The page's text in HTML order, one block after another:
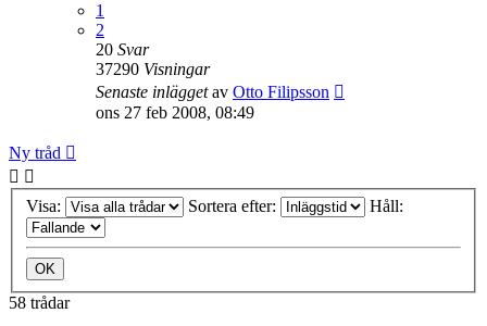
1
2
20 Svar
37290 Visningar
Senaste inläggetav Otto Filipsson
ons 27 feb 2008, 08:49
Ny tråd
Visa: Sortera efter: Håll:
58 trådar